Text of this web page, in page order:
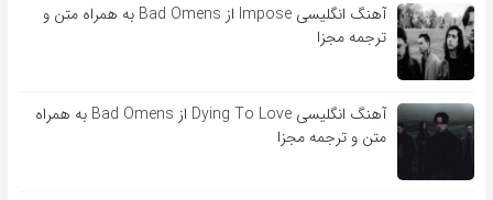
آهنگ انگلیسی Impose از Bad Omens به همراه متن و
ترجمه مجزا
آهنگ انگلیسی Dying To Love از Bad Omens به همراه
متن و ترجمه مجزا